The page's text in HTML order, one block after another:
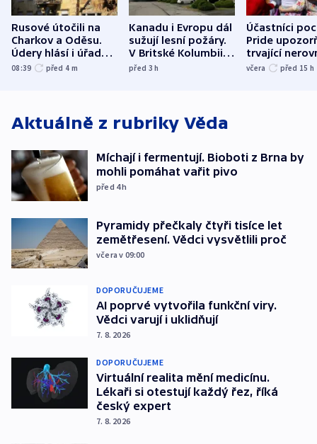
Rusové útočili na
Charkov a Oděsu.
Údery hlásí i úřady v
Bělgorodu
08:39 před 4 m
Kanadu i Evropu dál
sužují lesní požáry.
V Britské Kolumbii
evakuovali tisíce lidí
před 3h
Účastníci
Pride
trvající
včera před 15 h
Aktuálně z rubriky Věda
Míchají i fermentují. Bioboti z Brna by
mohli pomáhat vařit pivo
před 4h
Pyramidy přečkaly čtyři tisíce let
zemětřesení. Vědci vysvětlili proč
včera v 09:00
DOPORUČUJEME
AI poprvé vytvořila funkční viry.
Vědci varují i uklidňují
7. 8. 2026
DOPORUČUJEME
Virtuální realita mění medicínu.
Lékaři si otestují každý řez, říká
český expert
7. 8. 2026